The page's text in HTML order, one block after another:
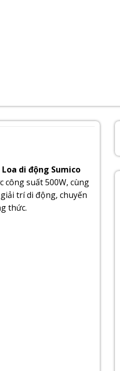
Loa di động Sumico
công suất 500W, cùng
trí di động, chuyến
thức.